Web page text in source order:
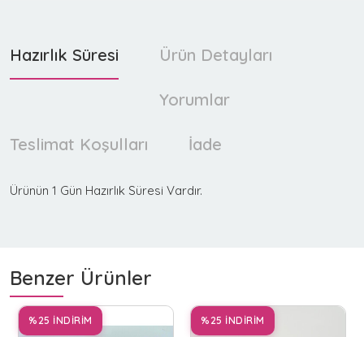
Hazırlık Süresi Ürün Detayları
Yorumlar
Teslimat Koşulları İade
Ürünün 1 Gün Hazırlık Süresi Vardır.
Benzer Ürünler
%25 İNDİRİM %25 İNDİRİM